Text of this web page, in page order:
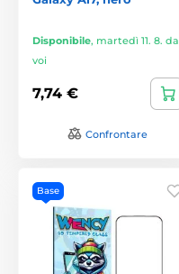
Disponibile, martedì 11. 8. da
voi
7,74 €
Confrontare
Base